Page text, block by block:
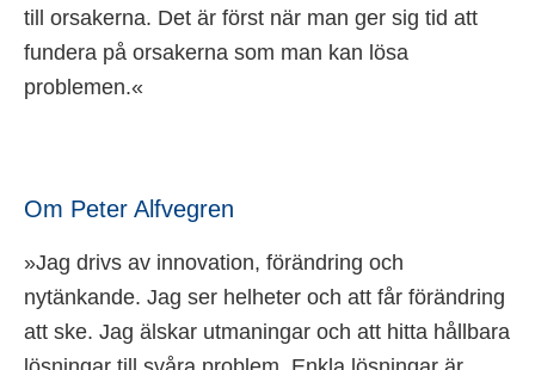
till orsakerna. Det är först när man ger sig tid att
fundera på orsakerna som man kan lösa
problemen.«
Om Peter Alfvegren
»Jag drivs av innovation, förändring och
nytänkande. Jag ser helheter och att får förändring
att ske. Jag älskar utmaningar och att hitta hållbara